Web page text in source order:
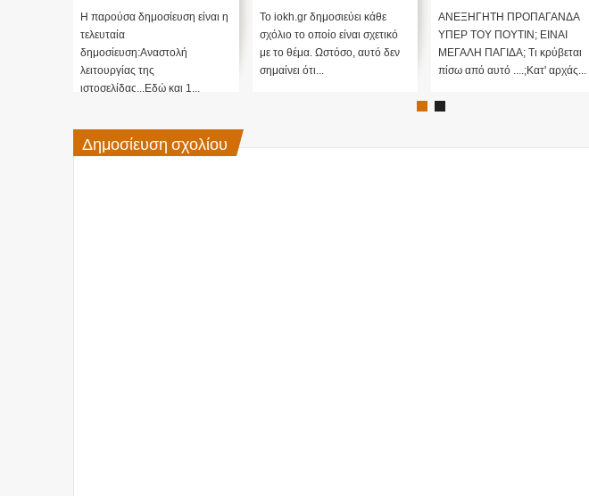
αναστολή λειτουργίας
μας ....
Η παρούσα δημοσίευση είναι η
τελευταία
δημοσίευση:Αναστολή
λειτουργίας της
ιστοσελίδας...Εδώ και 1...
Cayce (Video)
Το iokh.gr δημοσιεύει κάθε
σχόλιο το οποίο είναι σχετικό
με το θέμα. Ωστόσο, αυτό δεν
σημαίνει ότι...
ΠΟΥΤΙΝ;
ΑΝΕΞΗΓΗΤΗ ΠΡΟΠΑΓΑΝΔΑ
ΥΠΕΡ ΤΟΥ ΠΟΥΤΙΝ; ΕΙΝΑΙ
ΜΕΓΑΛΗ ΠΑΓΙΔΑ; Τι κρύβεται
πίσω από αυτό ....;Κατ' αρχάς...
Δημοσίευση σχολίου